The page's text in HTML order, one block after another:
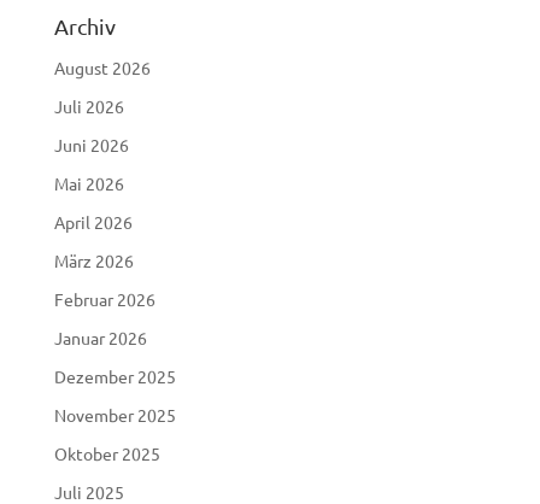
Archiv
August 2026
Juli 2026
Juni 2026
Mai 2026
April 2026
März 2026
Februar 2026
Januar 2026
Dezember 2025
November 2025
Oktober 2025
Juli 2025